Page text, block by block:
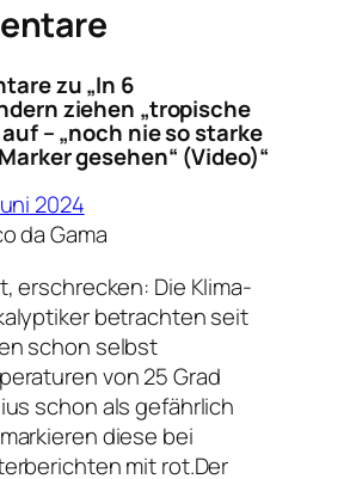
zu „In 6
ziehen „tropische
– „noch nie so starke
gesehen“ (Video)“
2024
da Gama
erschrecken: Die Klima-
betrachten seit
schon selbst
von 25 Grad
schon als gefährlich
diese bei
mit rot.Der